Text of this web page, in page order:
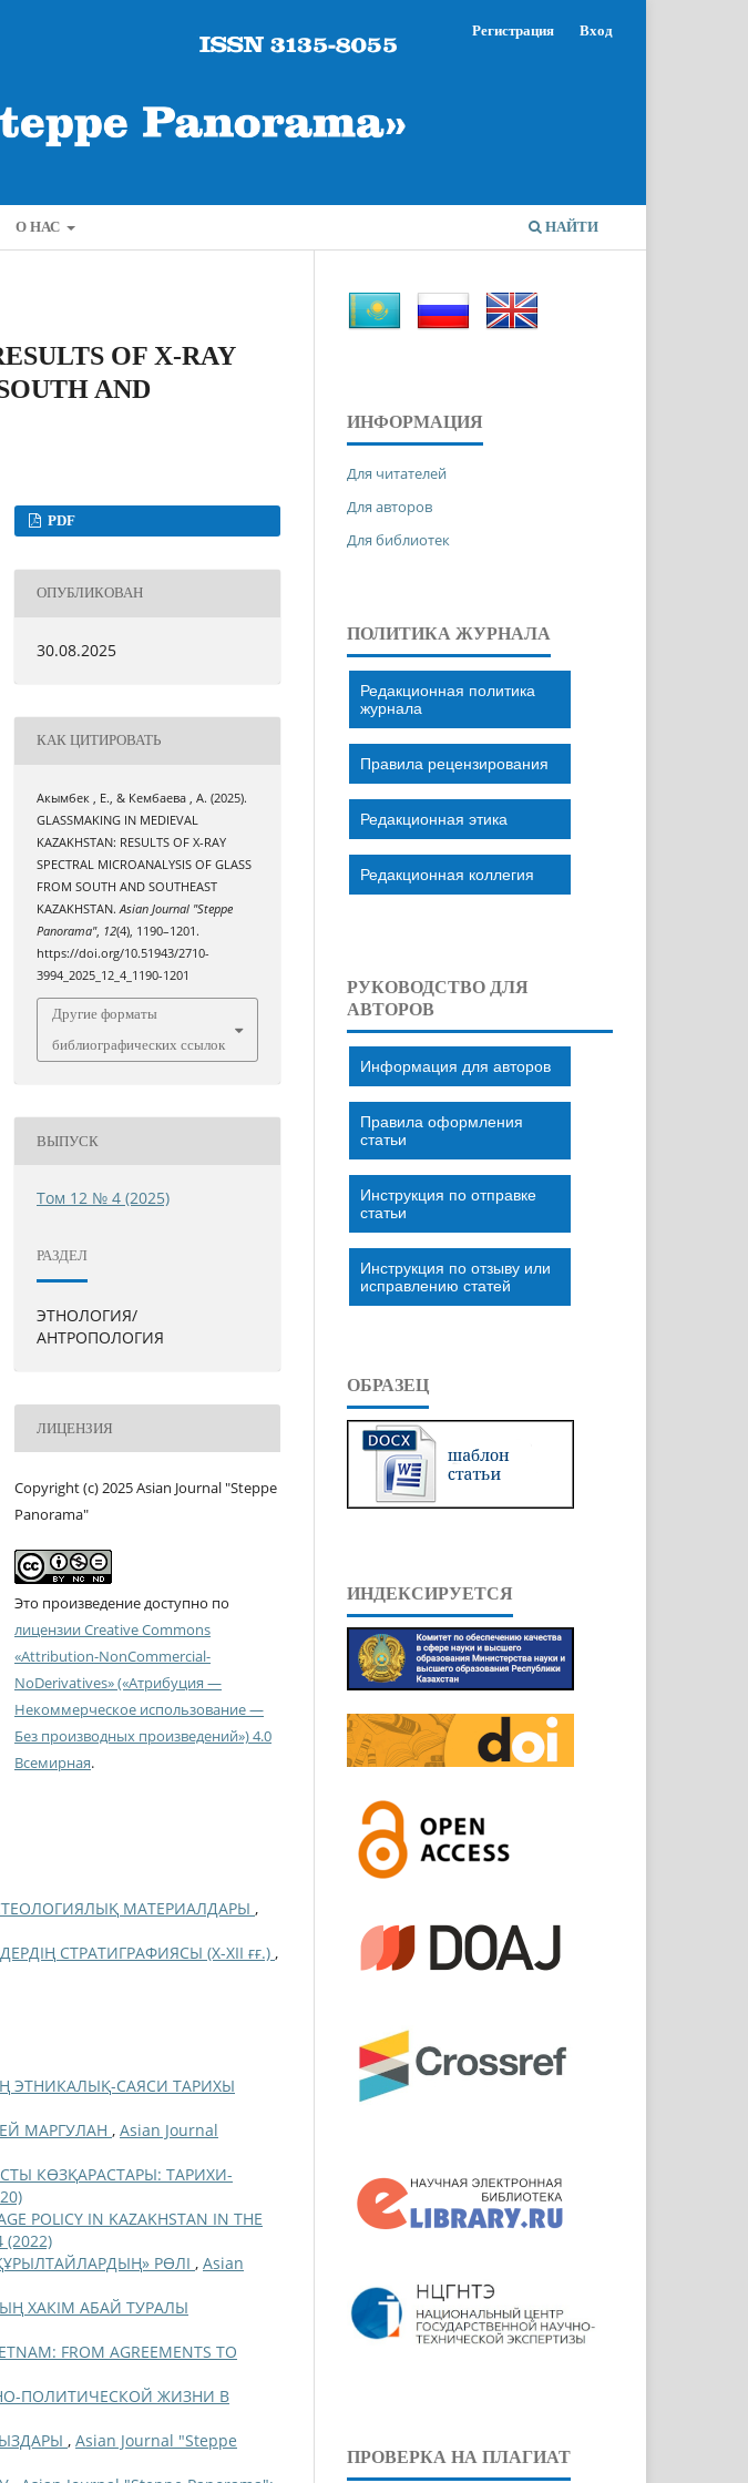
О НАС НАЙТИ
Регистрация Вход
OF X-RAY
AND
PDF
ОПУБЛИКОВАН
30.08.2025
КАК ЦИТИРОВАТЬ
Акымбек , Е., & Кембаева , А. (2025).
GLASSMAKING IN MEDIEVAL
KAZAKHSTAN: RESULTS OF X-RAY
SPECTRAL MICROANALYSIS OF GLASS
FROM SOUTH AND SOUTHEAST
KAZAKHSTAN.Asian Journal "Steppe
Panorama", 12(4), 1190–1201.
https://doi.org/10.51943/2710-
3994_2025_12_4_1190-1201
Другие форматы
библиографических ссылок
ВЫПУСК
Том 12 № 4 (2025)
РАЗДЕЛ
ЭТНОЛОГИЯ/
АНТРОПОЛОГИЯ
ЛИЦЕНЗИЯ
Copyright (c) 2025 Asian Journal "Steppe
Panorama"
Это произведение доступно по
лицензии Creative Commons
«Attribution-NonCommercial-
NoDerivatives» («Атрибуция —
Некоммерческое использование —
Без производных произведений») 4.0
Всемирная.
МАТЕРИАЛДАРЫ ,
СТРАТИГРАФИЯСЫ (Х-ХІІ ғғ.) ,
ЭТНИКАЛЫҚ-САЯСИ ТАРИХЫ
МАРГУЛАН , Asian Journal
КӨЗҚАРАСТАРЫ: ТАРИХИ-
POLICY IN KAZAKHSTAN IN THE
РӨЛІ , Asian
ХАКІМ АБАЙ ТУРАЛЫ
FROM AGREEMENTS TO
ПОЛИТИЧЕСКОЙ ЖИЗНИ В
, Asian Journal "Steppe
ИНФОРМАЦИЯ
Для читателей
Для авторов
Для библиотек
ПОЛИТИКА ЖУРНАЛА
Редакционная политика
журнала
Правила рецензирования
Редакционная этика
Редакционная коллегия
РУКОВОДСТВО ДЛЯ
АВТОРОВ
Информация для авторов
Правила оформления
статьи
Инструкция по отправке
статьи
Инструкция по отзыву или
исправлению статей
ОБРАЗЕЦ
ИНДЕКСИРУЕТСЯ
ПРОВЕРКА НА ПЛАГИАТ